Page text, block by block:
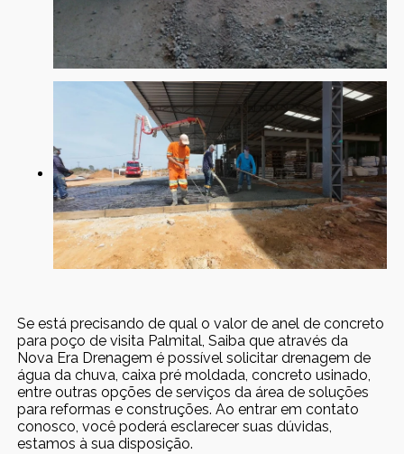
Se está precisando de qual o valor de anel de concreto
para poço de visita Palmital, Saiba que através da
Nova Era Drenagem é possível solicitar drenagem de
água da chuva, caixa pré moldada, concreto usinado,
entre outras opções de serviços da área de soluções
para reformas e construções. Ao entrar em contato
conosco, você poderá esclarecer suas dúvidas,
estamos à sua disposição.